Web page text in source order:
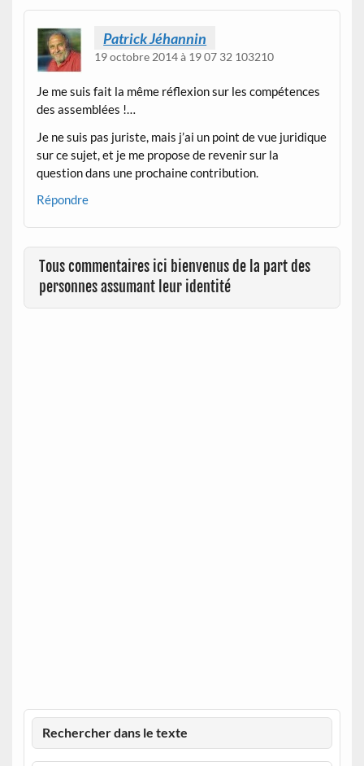
Patrick Jéhannin
19 octobre 2014 à 19 07 32 103210
Je me suis fait la même réflexion sur les compétences
des assemblées !…
Je ne suis pas juriste, mais j’ai un point de vue juridique
sur ce sujet, et je me propose de revenir sur la
question dans une prochaine contribution.
Répondre
Tous commentaires ici bienvenus de la part des
personnes assumant leur identité
Rechercher dans le texte